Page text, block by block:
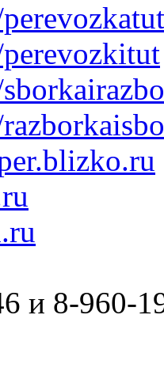
и 8-960-